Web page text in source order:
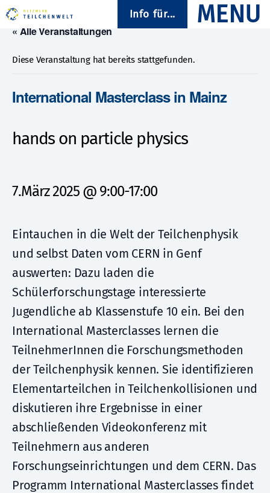
Info für...
« Alle Veranstaltungen
Diese Veranstaltung hat bereits stattgefunden.
International Masterclass in Mainz
hands on particle physics
7.März 2025 @ 9:00-17:00
Eintauchen in die Welt der Teilchenphysik
und selbst Daten vom CERN in Genf
auswerten: Dazu laden die
Schülerforschungstage interessierte
Jugendliche ab Klassenstufe 10 ein. Bei den
International Masterclasses lernen die
TeilnehmerInnen die Forschungsmethoden
der Teilchenphysik kennen. Sie identifizieren
Elementarteilchen in Teilchenkollisionen und
diskutieren ihre Ergebnisse in einer
abschließenden Videokonferenz mit
Teilnehmern aus anderen
Forschungseinrichtungen und dem CERN. Das
Programm International Masterclasses findet